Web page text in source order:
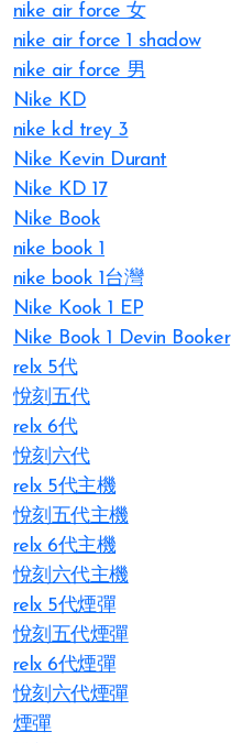
nike air force 女
nike air force 1 shadow
nike air force 男
Nike KD
nike kd trey 3
Nike Kevin Durant
Nike KD 17
Nike Book
nike book 1
nike book 1台灣
Nike Kook 1 EP
Nike Book 1 Devin Booker
relx 5代
悅刻五代
relx 6代
悅刻六代
relx 5代主機
悅刻五代主機
relx 6代主機
悅刻六代主機
relx 5代煙彈
悅刻五代煙彈
relx 6代煙彈
悅刻六代煙彈
煙彈